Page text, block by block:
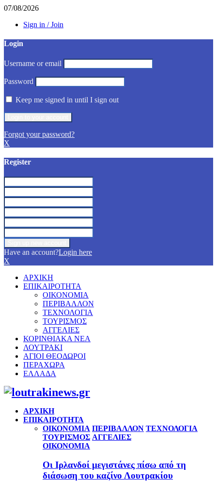
07/08/2026
Sign in / Join
Login
Username or email
Password
Keep me signed in until I sign out
Forgot your password?
X
Register
Have an account?Login here
X
ΑΡΧΙΚΗ
ΕΠΙΚΑΙΡΟΤΗΤΑ
ΟΙΚΟΝΟΜΙΑ
ΠΕΡΙΒΑΛΛΟΝ
ΤΕΧΝΟΛΟΓΙΑ
ΤΟΥΡΙΣΜΟΣ
ΑΓΓΕΛΙΕΣ
ΚΟΡΙΝΘΙΑΚΑ ΝΕΑ
ΛΟΥΤΡΑΚΙ
ΑΓΙΟΙ ΘΕΟΔΩΡΟΙ
ΠΕΡΑΧΩΡΑ
ΕΛΛΑΔΑ
Facebook
Twitter
Instagram
Pinterest
Youtube
ΑΡΧΙΚΗ
ΕΠΙΚΑΙΡΟΤΗΤΑ
ΟΙΚΟΝΟΜΙΑ ΠΕΡΙΒΑΛΛΟΝ ΤΕΧΝΟΛΟΓΙΑ
ΤΟΥΡΙΣΜΟΣ ΑΓΓΕΛΙΕΣ
ΟΙΚΟΝΟΜΙΑ
Οι Ιρλανδοί μεγιστάνες πίσω από τη
διάσωση του καζίνο Λουτρακίου